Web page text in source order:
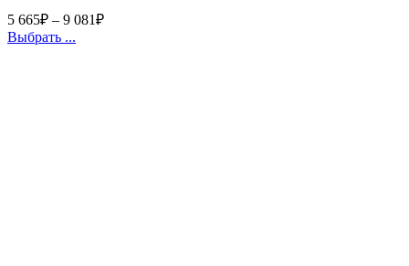
5 665₽ – 9 081₽
Выбрать ...